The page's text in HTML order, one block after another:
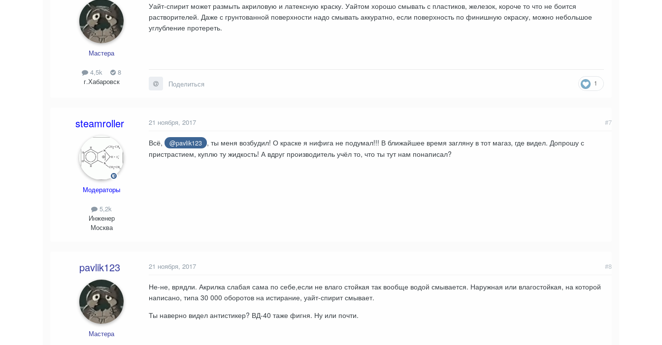
Мастера
4,5k
8
г.Хабаровск
Уайт-спирит может размыть акриловую и латексную краску. Уайтом хорошо смывать с пластиков, железок, короче то что не боится
растворителей. Даже с грунтованной поверхности надо смывать аккуратно, если поверхность по финишную окраску, можно небольшое
углубление протереть.
1
Поделиться
steamroller
Модераторы
5,2k
Инженер
Москва
#7
21 ноября, 2017
Всё, @pavlik123
, ты меня возбудил! О краске я нифига не подумал!!! В ближайшее время загляну в тот магаз, где видел. Допрошу с
пристрастием, куплю ту жидкость! А вдруг производитель учёл то, что ты тут нам понаписал?
pavlik123
Мастера
#8
21 ноября, 2017
Не-не, врядли. Акрилка слабая сама по себе,если не влаго стойкая так вообще водой смывается. Наружная или влагостойкая, на которой
написано, типа 30 000 оборотов на истирание, уайт-спирит смывает.
Ты наверно видел антистикер? ВД-40 таже фигня. Ну или почти.